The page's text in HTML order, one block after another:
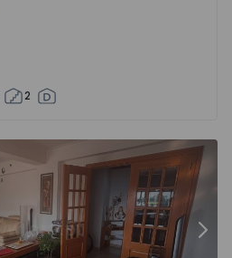
2
Santo António da Charneca -